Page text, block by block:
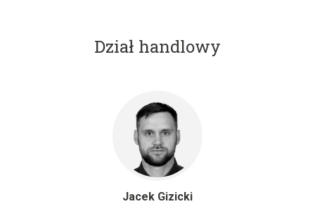
Dział handlowy
Jacek Gizicki